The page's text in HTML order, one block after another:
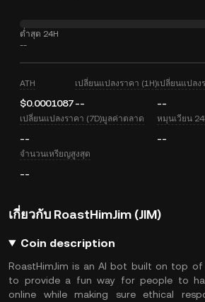
ต่ำสุด 24H
--
ATH
$0.0001087
เปลี่ยนแปลงราคา (1H)
--
เปลี่ยนแปลง
--
เปลี่ยนแปลงราคา (7D)
--
มูลค่าตลาด หมุนเวียน
--
จำนวนเหรียญสูงสุด
--
เกี่ยวกับ RoastHimJim (JIM)
Coin description
RoastHimJim is an AI bot built on top
to provide a fun way for people to
online while making sure ethical